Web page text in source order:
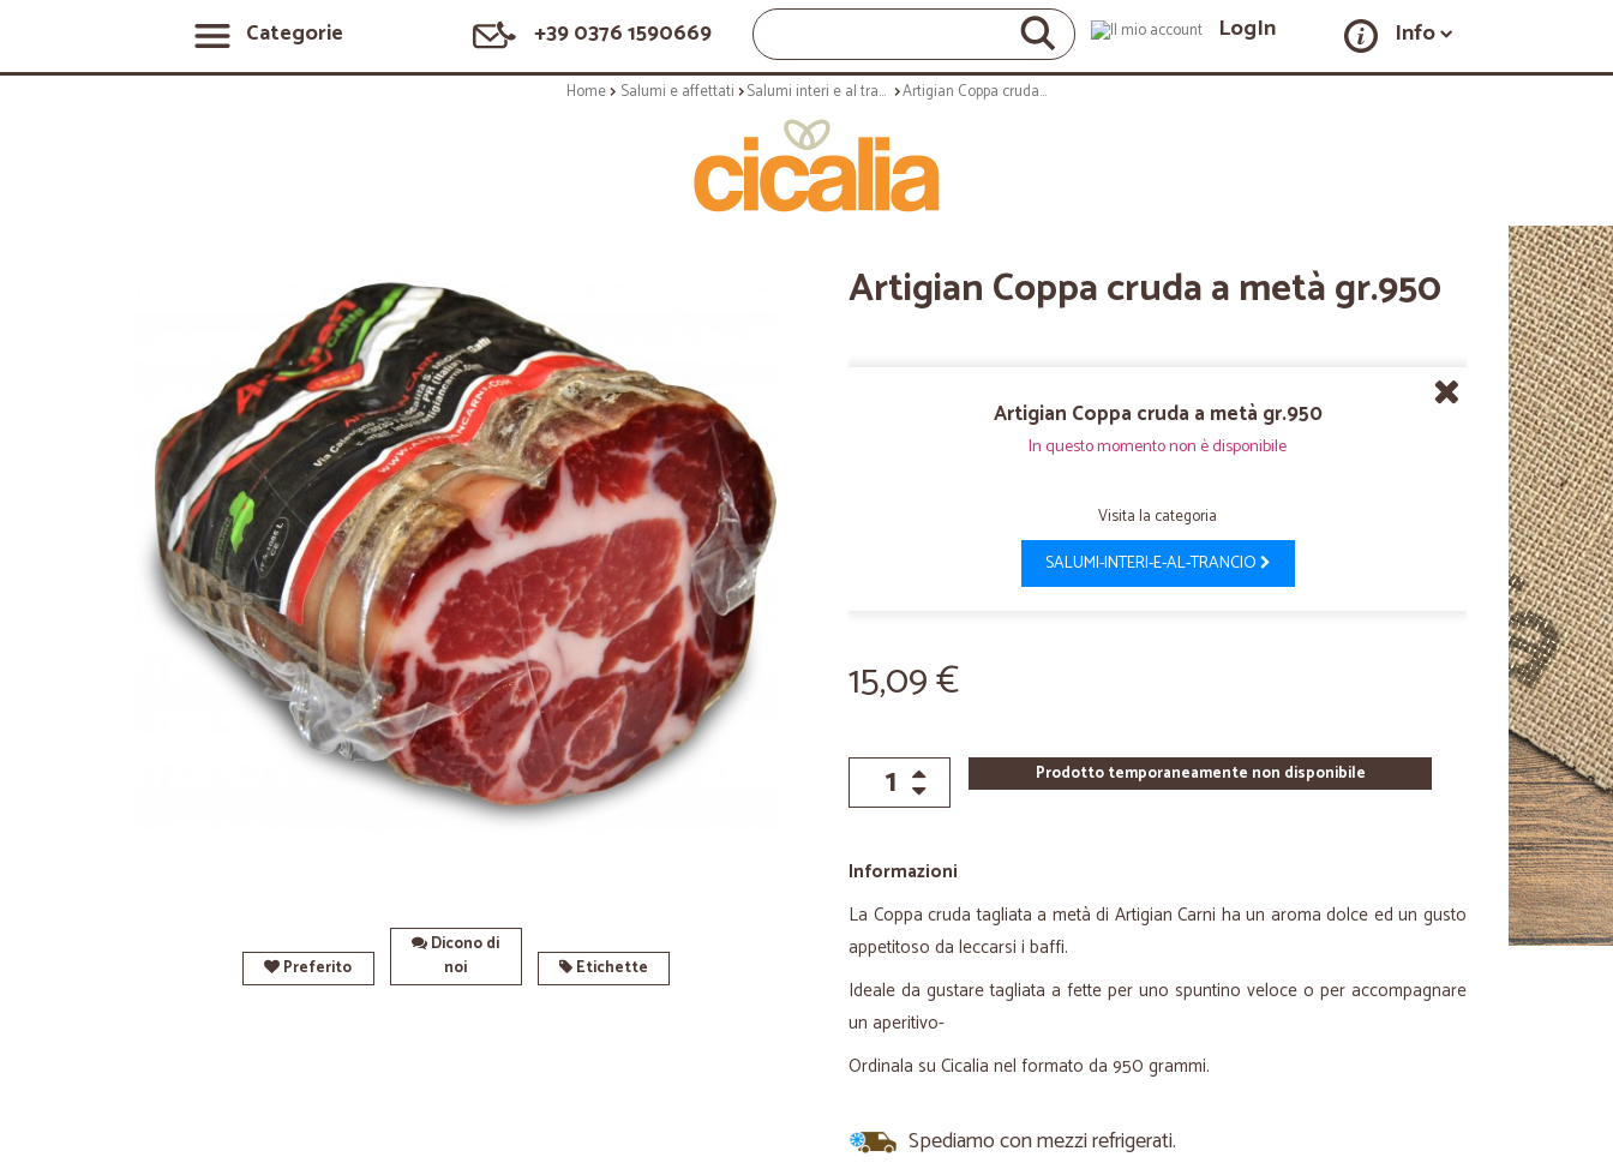
Categorie +39 0376 1590669 LogIn Info
Home Salumi e affettati Salumi interi e al trancio Artigian Coppa cruda a metà gr.950
Preferito
Dicono di
noi
Etichette
Artigian Coppa cruda a metà gr.950
Artigian Coppa cruda a metà gr.950
In questo momento non è disponibile
Visita la categoria
SALUMI-INTERI-E-AL-TRANCIO
15,09 €
Prodotto temporaneamente non disponibile
Informazioni
La Coppa cruda tagliata a metà di Artigian Carni ha un aroma dolce ed un gusto
appetitoso da leccarsi i baffi.
Ideale da gustare tagliata a fette per uno spuntino veloce o per accompagnare
un aperitivo-
Ordinala su Cicalia nel formato da 950 grammi.
Spediamo con mezzi refrigerati.